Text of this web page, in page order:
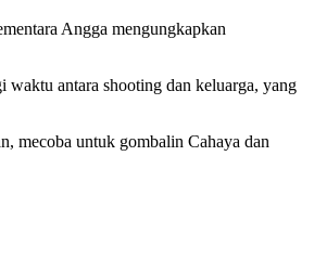
Angga mengungkapkan
waktu antara shooting dan keluarga, yang
mecoba untuk gombalin Cahaya dan